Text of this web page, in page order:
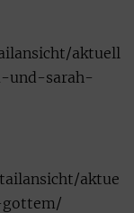
aktuell
und-sarah-
aktue